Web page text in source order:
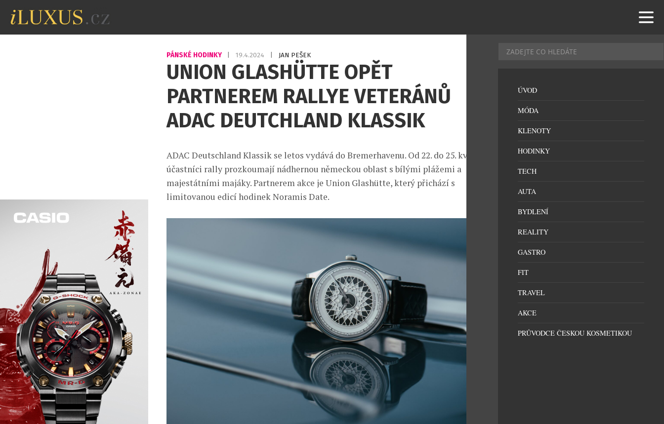
PÁNSKÉ HODINKY 19.4.2024 JAN PEŠEK
UNION GLASHÜTTE OPĚT
PARTNEREM RALLYE VETERÁNŮ
ADAC DEUTCHLAND KLASSIK
ADAC Deutschland Klassik se letos vydává do Bremerhavenu. Od 22. do 25. května
účastníci rally prozkoumají nádhernou německou oblast s bílými plážemi a
majestátními majáky. Partnerem akce je Union Glashütte, který přichází s
limitovanou edicí hodinek Noramis Date.
ÚVOD
MÓDA
KLENOTY
HODINKY
TECH
AUTA
BYDLENÍ
REALITY
GASTRO
FIT
TRAVEL
AKCE
PRŮVODCE ČESKOU KOSMETIKOU